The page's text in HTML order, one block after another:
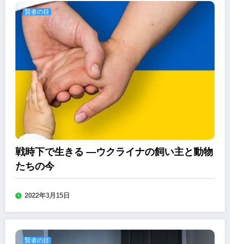
賢者の目
戦時下で生きる ―ウクライナの飼い主と動物
たちの今
2022年3月15日
賢者の目